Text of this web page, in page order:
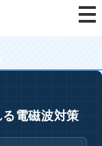
電磁波対策